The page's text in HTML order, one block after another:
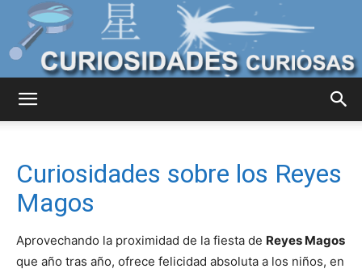
Curiosas
del
Curiosidades sobre los Reyes
Magos
Aprovechando la proximidad de la fiesta de Reyes Magos
que año tras año, ofrece felicidad absoluta a los niños, en